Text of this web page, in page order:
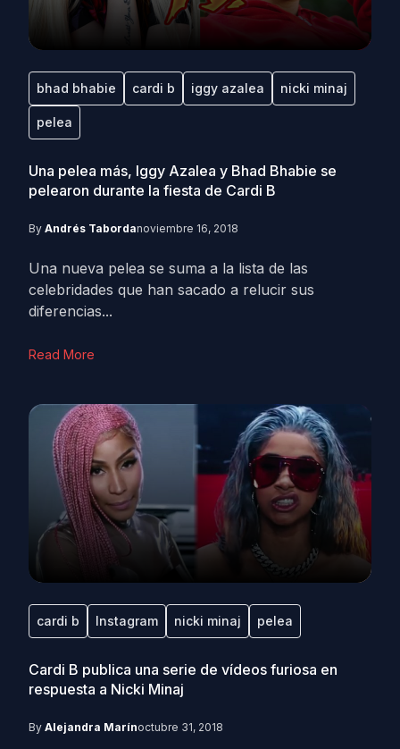
bhad bhabie cardi b iggy azalea nicki minaj
pelea
Una pelea más, Iggy Azalea y Bhad Bhabie se
pelearon durante la fiesta de Cardi B
By Andrés Tabordanoviembre 16, 2018
Una nueva pelea se suma a la lista de las
celebridades que han sacado a relucir sus
diferencias...
Read More
cardi b Instagram nicki minaj pelea
Cardi B publica una serie de vídeos furiosa en
respuesta a Nicki Minaj
By Alejandra Marínoctubre 31, 2018